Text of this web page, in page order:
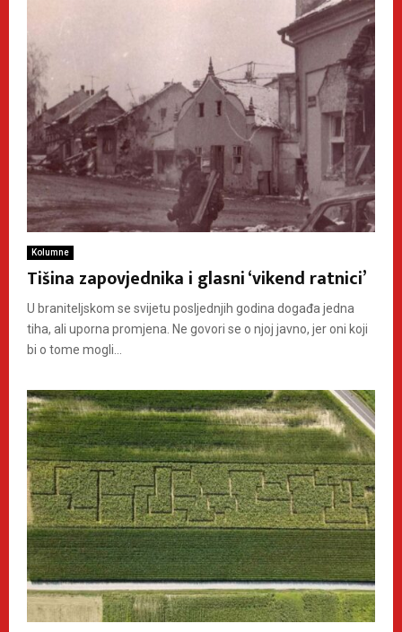
Kolumne
Tišina zapovjednika i glasni ‘vikend ratnici’
U braniteljskom se svijetu posljednjih godina događa jedna
tiha, ali uporna promjena. Ne govori se o njoj javno, jer oni koji
bi o tome mogli...